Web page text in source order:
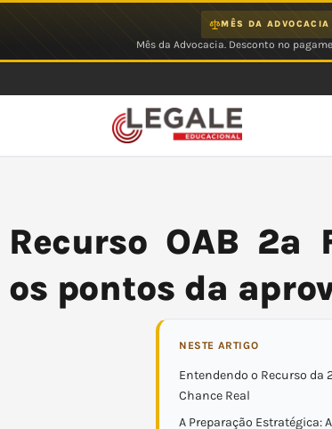
MÊS DA ADVOCACIA
Mês da Advocacia. Desconto no
Recurso OAB 2ª
os pontos da
NESTE ARTIGO
Entendendo o Recurso da
Chance Real
A Preparação Estratégica: